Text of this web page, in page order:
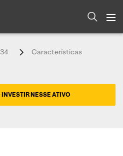
Características
INVESTIR NESSE ATIVO